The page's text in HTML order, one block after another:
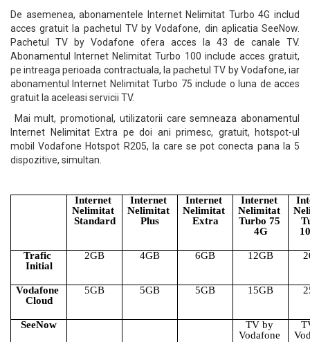
De asemenea, abonamentele Internet Nelimitat Turbo 4G includ
acces gratuit la pachetul TV by Vodafone, din aplicatia SeeNow.
Pachetul TV by Vodafone ofera acces la 43 de canale TV.
Abonamentul Internet Nelimitat Turbo 100 include acces gratuit,
pe intreaga perioada contractuala, la pachetul TV by Vodafone, iar
abonamentul Internet Nelimitat Turbo 75 include o luna de acces
gratuit la aceleasi servicii TV.
Mai mult, promotional, utilizatorii care semneaza abonamentul
Internet Nelimitat Extra pe doi ani primesc, gratuit, hotspot-ul
mobil Vodafone Hotspot R205, la care se pot conecta pana la 5
dispozitive, simultan.
Internet
Nelimitat
Standard
Internet
Nelimitat
Plus
Internet
Nelimitat
Extra
Internet
Nelimitat
Turbo 75
4G
Trafic
Initial
2GB 4GB 6GB 12GB
Vodafone
Cloud
5GB 5GB 5GB 15GB
SeeNow
TV by
Vodafone